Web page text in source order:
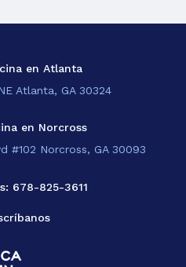
en Atlanta
Atlanta, GA 30324
en Norcross
#102 Norcross, GA 30093
678-825-3611